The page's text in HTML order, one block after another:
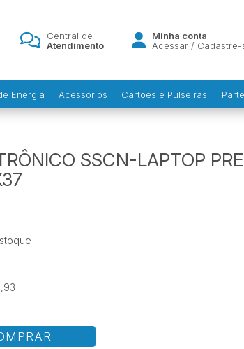
Central de
Atendimento
Minha conta
Acessar/ Cadastre-
Energia Acessórios Cartões e Pulseiras
SSCN-LAPTOP